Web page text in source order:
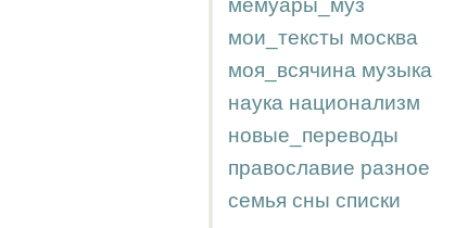
мемуары_муз
мои_тексты москва
моя_всячина музыка
наука национализм
новые_переводы
православие разное
семья сны списки